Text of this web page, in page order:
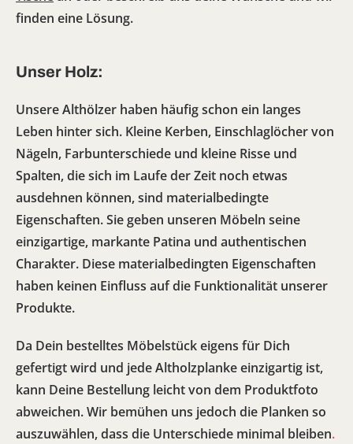
finden eine Lösung.
Unser Holz:
Unsere Althölzer haben häufig schon ein langes
Leben hinter sich. Kleine Kerben, Einschlaglöcher von
Nägeln, Farbunterschiede und kleine Risse und
Spalten, die sich im Laufe der Zeit noch etwas
ausdehnen können, sind materialbedingte
Eigenschaften. Sie geben unseren Möbeln seine
einzigartige, markante Patina und authentischen
Charakter. Diese materialbedingten Eigenschaften
haben keinen Einfluss auf die Funktionalität unserer
Produkte.
Da Dein bestelltes Möbelstück eigens für Dich
gefertigt wird und jede Altholzplanke einzigartig ist,
kann Deine Bestellung leicht von dem Produktfoto
abweichen. Wir bemühen uns jedoch die Planken so
auszuwählen, dass die Unterschiede minimal bleiben.